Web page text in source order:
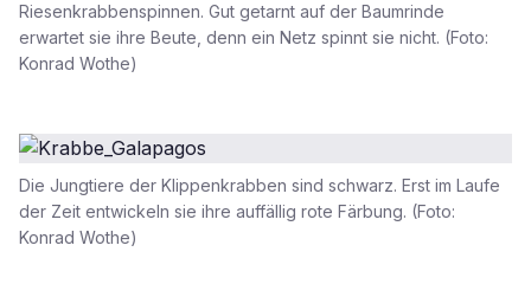
Riesenkrabbenspinnen. Gut getarnt auf der Baumrinde
erwartet sie ihre Beute, denn ein Netz spinnt sie nicht. (Foto:
Konrad Wothe)
Die Jungtiere der Klippenkrabben sind schwarz. Erst im Laufe
der Zeit entwickeln sie ihre auffällig rote Färbung. (Foto:
Konrad Wothe)